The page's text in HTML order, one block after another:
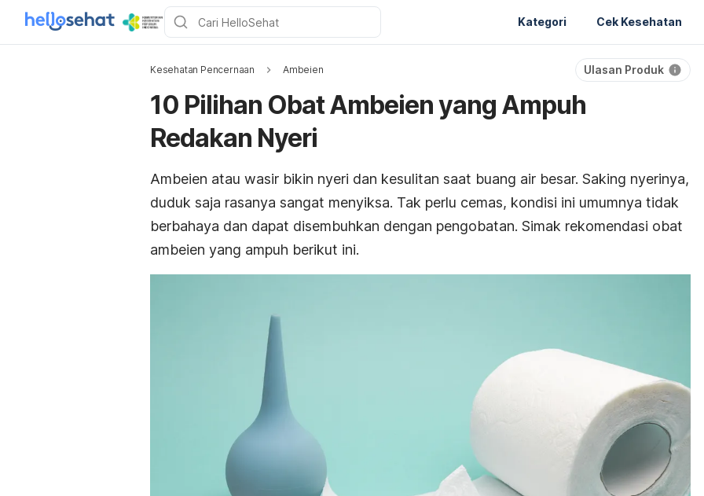
Kategori Cek Kesehatan
Kesehatan Pencernaan Ambeien Ulasan Produk
10 Pilihan Obat Ambeien yang Ampuh
Redakan Nyeri
Ambeien atau wasir bikin nyeri dan kesulitan saat buang air besar. Saking nyerinya,
duduk saja rasanya sangat menyiksa. Tak perlu cemas, kondisi ini umumnya tidak
berbahaya dan dapat disembuhkan dengan pengobatan. Simak rekomendasi obat
ambeien yang ampuh berikut ini.